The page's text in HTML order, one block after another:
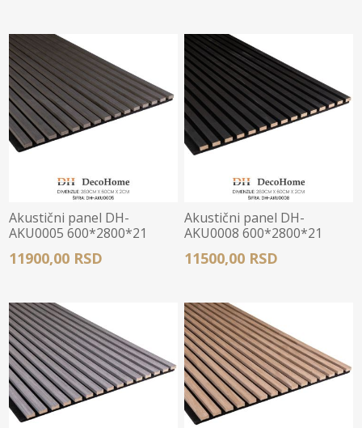
Akustični panel DH-
AKU0005 600*2800*21
11900,00 RSD
Akustični panel DH-
AKU0008 600*2800*21
11500,00 RSD